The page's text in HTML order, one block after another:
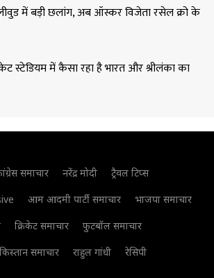
में बड़ी छलांग, अब ऑस्कर विजेता रसेल क्रो के
स्टेडियम में कैसा रहा है भारत और श्रीलंका का
समाचार नरेंद्र मोदी
ट्रैवल टिप्स
आम आदमी पार्टी समाचार
भाजपा समाचार
क्रिकेट समाचार
फुटबॉल समाचार
समाचार राहुल गांधी
रेसिपी